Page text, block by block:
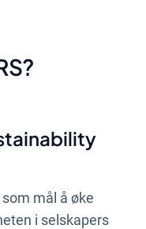
mål å øke
i selskapers